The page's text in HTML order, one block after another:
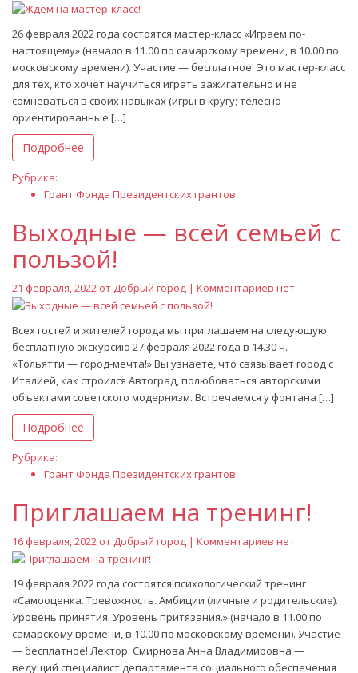
26 февраля 2022 года состоятся мастер-класс «Играем по-
настоящему» (начало в 11.00 по самарскому времени, в 10.00 по
московскому времени). Участие — бесплатное! Это мастер-класс
для тех, кто хочет научиться играть зажигательно и не
сомневаться в своих навыках (игры в кругу; телесно-
ориентированные […]
Подробнее
Рубрика:
Грант Фонда Президентских грантов
Выходные — всей семьей с
пользой!
21 февраля, 2022 от Добрый город | Комментариев нет
Всех гостей и жителей города мы приглашаем на следующую
бесплатную экскурсию 27 февраля 2022 года в 14.30 ч. —
«Тольятти — город-мечта!» Вы узнаете, что связывает город с
Италией, как строился Автоград, полюбоваться авторскими
объектами советского модернизм. Встречаемся у фонтана […]
Подробнее
Рубрика:
Грант Фонда Президентских грантов
Приглашаем на тренинг!
16 февраля, 2022 от Добрый город | Комментариев нет
19 февраля 2022 года состоятся психологический тренинг
«Самооценка. Тревожность. Амбиции (личные и родительские).
Уровень принятия. Уровень притязания.» (начало в 11.00 по
самарскому времени, в 10.00 по московскому времени). Участие
— бесплатное! Лектор: Смирнова Анна Владимировна —
ведущий специалист департамента социального обеспечения